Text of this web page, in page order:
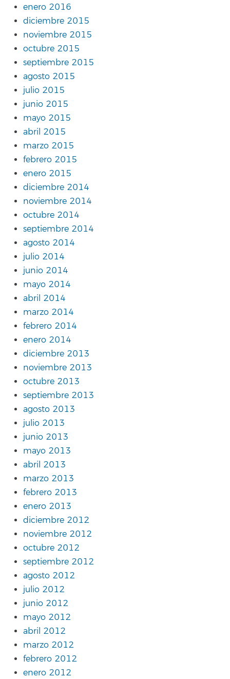
enero 2016
diciembre 2015
noviembre 2015
octubre 2015
septiembre 2015
agosto 2015
julio 2015
junio 2015
mayo 2015
abril 2015
marzo 2015
febrero 2015
enero 2015
diciembre 2014
noviembre 2014
octubre 2014
septiembre 2014
agosto 2014
julio 2014
junio 2014
mayo 2014
abril 2014
marzo 2014
febrero 2014
enero 2014
diciembre 2013
noviembre 2013
octubre 2013
septiembre 2013
agosto 2013
julio 2013
junio 2013
mayo 2013
abril 2013
marzo 2013
febrero 2013
enero 2013
diciembre 2012
noviembre 2012
octubre 2012
septiembre 2012
agosto 2012
julio 2012
junio 2012
mayo 2012
abril 2012
marzo 2012
febrero 2012
enero 2012